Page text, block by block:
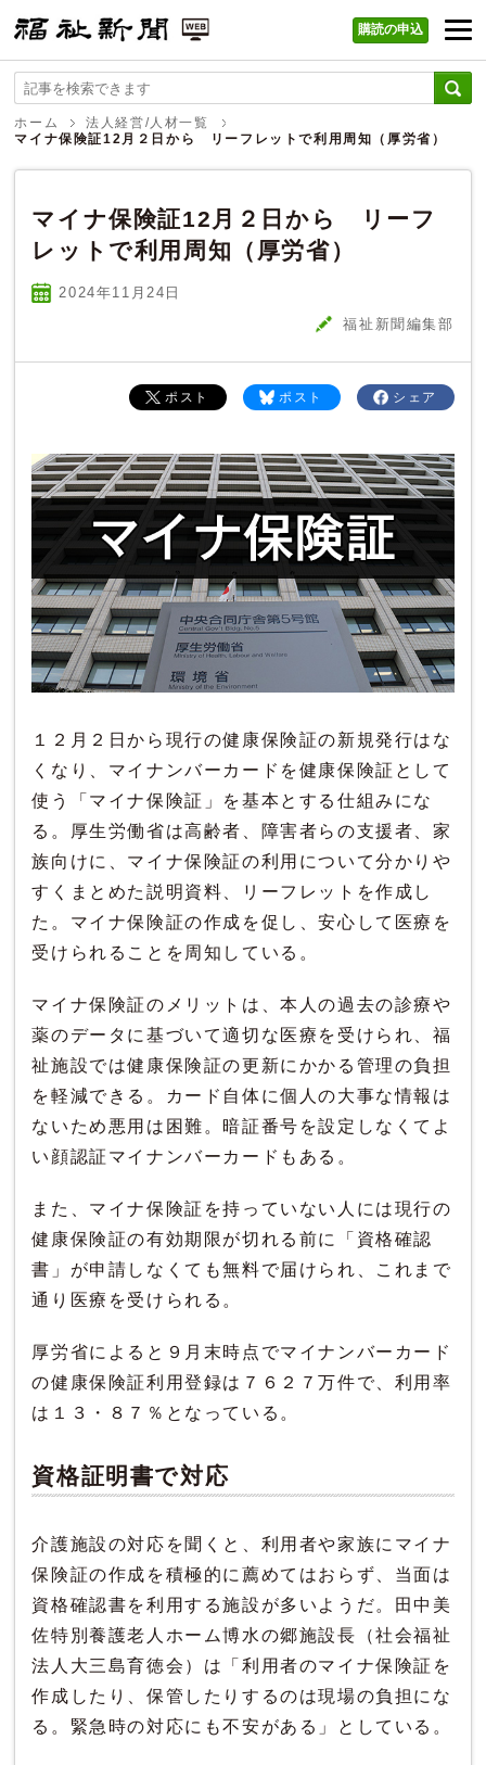
福祉新聞 WEB
購読の申込
ホーム
法人経営/人材一覧
マイナ保険証12月２日から リーフレットで利用周知（厚労省）
マイナ保険証12月２日から リーフ
レットで利用周知（厚労省）
2024年11 月24 日
福祉新聞編集部
シェア
ポスト
ポスト
１２月２日から現行の健康保険証の新規発行はな
くなり、マイナンバーカードを健康保険証として
使う「マイナ保険証」を基本とする仕組みにな
る。厚生労働省は高齢者、障害者らの支援者、家
族向けに、マイナ保険証の利用について分かりや
すくまとめた説明資料、リーフレットを作成し
た。マイナ保険証の作成を促し、安心して医療を
受けられることを周知している。
マイナ保険証のメリットは、本人の過去の診療や
薬のデータに基づいて適切な医療を受けられ、福
祉施設では健康保険証の更新にかかる管理の負担
を軽減できる。カード自体に個人の大事な情報は
ないため悪用は困難。暗証番号を設定しなくてよ
い顔認証マイナンバーカードもある。
また、マイナ保険証を持っていない人には現行の
健康保険証の有効期限が切れる前に「資格確認
書」が申請しなくても無料で届けられ、これまで
通り医療を受けられる。
厚労省によると９月末時点でマイナンバーカード
の健康保険証利用登録は７６２７万件で、利用率
は１３・８７％となっている。
資格証明書で対応
介護施設の対応を聞くと、利用者や家族にマイナ
保険証の作成を積極的に薦めてはおらず、当面は
資格確認書を利用する施設が多いようだ。田中美
佐特別養護老人ホーム博水の郷施設長（社会福祉
法人大三島育徳会）は「利用者のマイナ保険証を
作成したり、保管したりするのは現場の負担にな
る。緊急時の対応にも不安がある」としている。